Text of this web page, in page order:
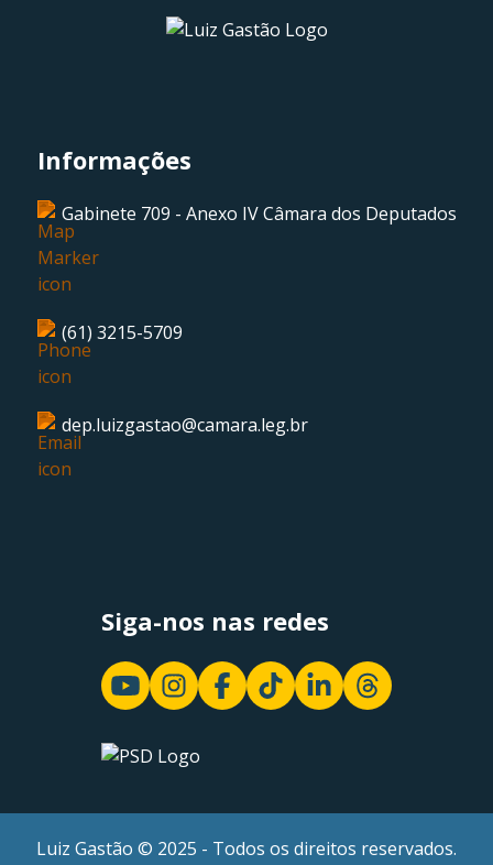
Informações
Gabinete 709 - Anexo IV Câmara dos Deputados
(61) 3215-5709
dep.luizgastao@camara.leg.br
Siga-nos nas redes
Luiz Gastão © 2025 - Todos os direitos reservados.